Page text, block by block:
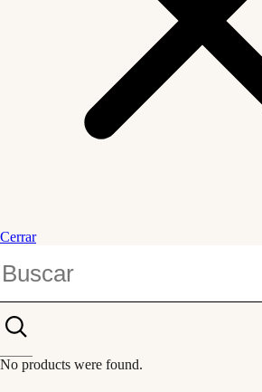
Cerrar
No products were found.